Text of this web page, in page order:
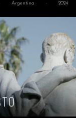
Argentina · 2024